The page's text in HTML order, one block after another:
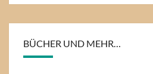
BÜCHER UND MEHR…